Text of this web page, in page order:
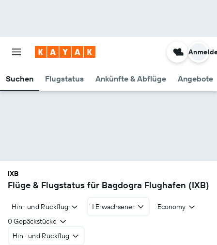
Suchen Flugstatus Ankünfte & Abflüge Angebote
IXB
Flüge & Flugstatus für Bagdogra Flughafen (IXB)
Hin- und Rückflug 1 Erwachsener
Economy
0 Gepäckstücke
Hin- und Rückflug